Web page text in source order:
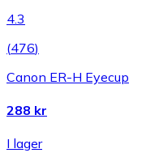
4.3
(476)
Canon ER-H Eyecup
288 kr
I lager